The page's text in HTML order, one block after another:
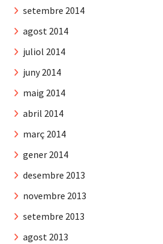
setembre 2014
agost 2014
juliol 2014
juny 2014
maig 2014
abril 2014
març 2014
gener 2014
desembre 2013
novembre 2013
setembre 2013
agost 2013